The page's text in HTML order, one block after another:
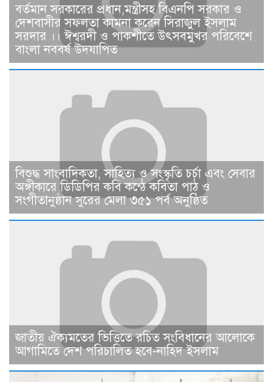
বর্তমান সরকারের প্রধান,মন্ত্রীসহ বিএনপি সরকার ও
দেশবাসীর সফলতা কামনা করেন সিরাজুল ইসলাম
সরদার ।। ঈশ্বরদী ও পাকশীতে উৎসবমুখর পরিবেশে
বাংলা নববর্ষ উদযাপিত
বিশুদ্ধ সাংবাদিকতা, সাহিত্য ও সংস্কৃতি চর্চা এবং সেবার
অঙ্গীকারে ডিডিপির কবি কন্ঠে কবিতা পাঠ ও
সংগীতানুষ্ঠান সুরের মেলা ৩৫১ পর্ব অনুষ্ঠিত
জাতীয় ঐক্যমতের ভিত্তিতে রচিত সংবিধানের আলোকে
আগামিতে দেশ পরিচালিত হবে-নাহিদ ইসলাম